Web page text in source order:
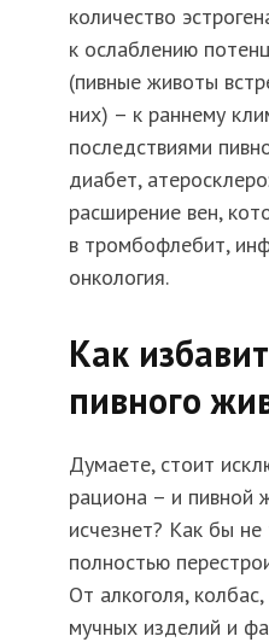
количество
к ослаблению
(пивные животы
них) – к раннему
последствиями
диабет,
расширение вен,
в тромбофлебит,
онкология.
Как
пивного
Думаете, стоит
рациона – и пивной
исчезнет? Как бы
полностью
От алкоголя, колбас,
мучных изделий и